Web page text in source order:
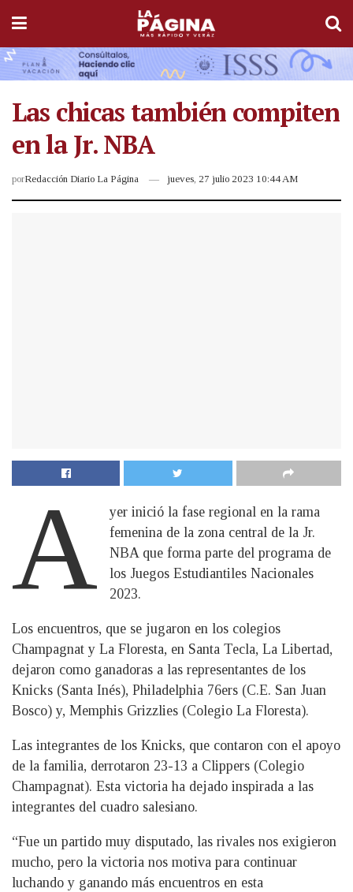
Las chicas también compiten
en la Jr. NBA
porRedacción Diario La Página jueves, 27 julio 2023 10:44 AM
A
yer inició la fase regional en la rama
femenina de la zona central de la Jr.
NBA que forma parte del programa de
los Juegos Estudiantiles Nacionales
2023.
Los encuentros, que se jugaron en los colegios
Champagnat y La Floresta, en Santa Tecla, La Libertad,
dejaron como ganadoras a las representantes de los
Knicks (Santa Inés), Philadelphia 76ers (C.E. San Juan
Bosco) y, Memphis Grizzlies (Colegio La Floresta).
Las integrantes de los Knicks, que contaron con el apoyo
de la familia, derrotaron 23-13 a Clippers (Colegio
Champagnat). Esta victoria ha dejado inspirada a las
integrantes del cuadro salesiano.
“Fue un partido muy disputado, las rivales nos exigieron
mucho, pero la victoria nos motiva para continuar
luchando y ganando más encuentros en esta